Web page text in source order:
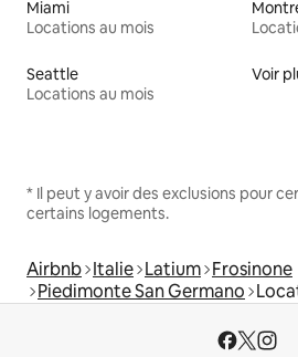
Miami
Locations au mois
Seattle
Locations au mois
Voir
* Il peut y avoir des exclusions pour
certains logements.
Airbnb Italie Latium Frosinone
Piedimonte San Germano